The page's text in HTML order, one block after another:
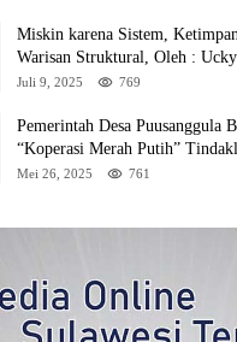
Miskin karena Sistem,
Warisan Struktural, Oleh : Ucky
Ackrillah,S.Sos.,M.A.P
Juli 9, 2025 769
Pemerintah Desa Puusanggula
“Koperasi Merah Putih”
Presiden Prabowo
Mei 26, 2025 761